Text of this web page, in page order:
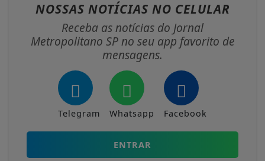
NOSSAS NOTÍCIAS NO CELULAR
Receba as notícias do Jornal
Metropolitano SP no seu app favorito de
mensagens.
Telegram Whatsapp Facebook
ENTRAR